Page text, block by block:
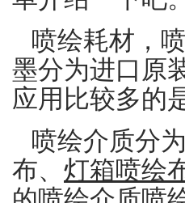
喷绘耗材，
墨分为进口原
应用比较多的
喷绘介质分
布、 灯箱喷绘